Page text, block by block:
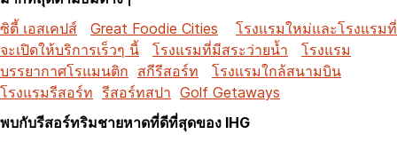
ซิตี้ เอสเคปส์
Great Foodie Cities
โรงแรมใหม่และโรงแรมที่
จะเปิดให้บริการเร็วๆ นี้
โรงแรมที่มีสระว่ายน้ำ
โรงแรม
บรรยากาศโรแมนติก สกีรีสอร์ท
โรงแรมใกล้สนามบิน
โรงแรมรีสอร์ท รีสอร์ทสปา Golf Getaways
พบกับรีสอร์ทริมชายหาดที่ดีที่สุดของ IHG